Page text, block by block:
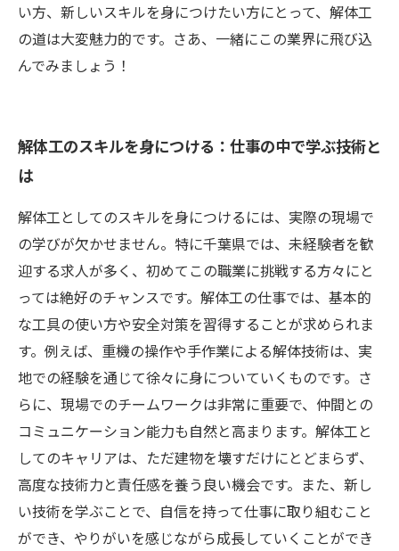
い方、新しいスキルを身につけたい方にとって、解体工
の道は大変魅力的です。さあ、一緒にこの業界に飛び込
んでみましょう！
解体工のスキルを身につける：仕事の中で学ぶ技術と
は
解体工としてのスキルを身につけるには、実際の現場で
の学びが欠かせません。特に千葉県では、未経験者を歓
迎する求人が多く、初めてこの職業に挑戦する方々にと
っては絶好のチャンスです。解体工の仕事では、基本的
な工具の使い方や安全対策を習得することが求められま
す。例えば、重機の操作や手作業による解体技術は、実
地での経験を通じて徐々に身についていくものです。さ
らに、現場でのチームワークは非常に重要で、仲間との
コミュニケーション能力も自然と高まります。解体工と
してのキャリアは、ただ建物を壊すだけにとどまらず、
高度な技術力と責任感を養う良い機会です。また、新し
い技術を学ぶことで、自信を持って仕事に取り組むこと
ができ、やりがいを感じながら成長していくことができ